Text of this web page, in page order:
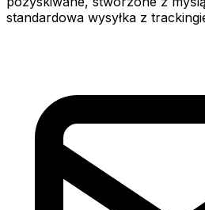
standardowa wysyłka z